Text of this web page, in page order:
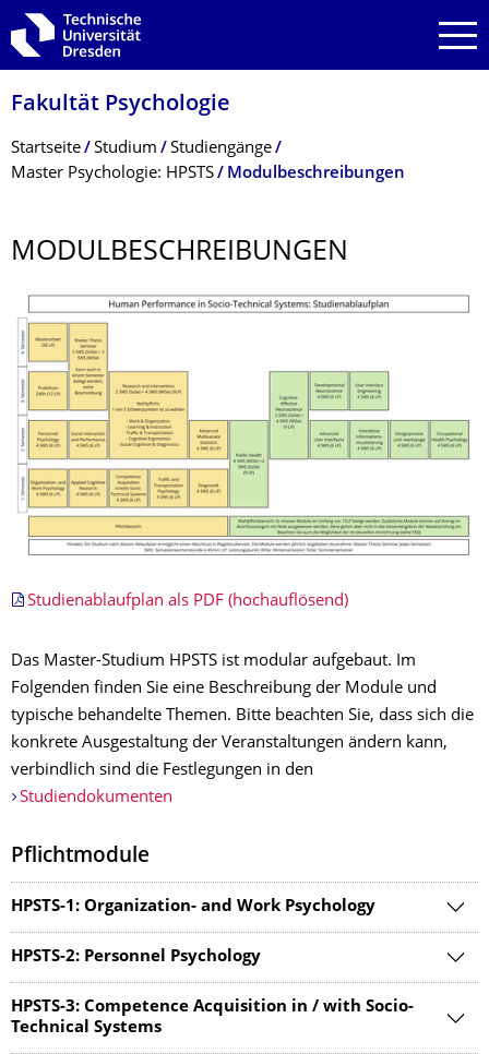
Zur Hauptnavigation springen
Zur Suche springen
Zum Inhalt springen
Fakultät Psychologie
Breadcrumb-Menü
Startseite Studium
Studiengänge
Master Psychologie: HPSTS
Modulbeschreibungen
MODULBESCHREI­BUNGEN
Studienablaufplan als PDF (hochauflösend)
Das Master-Studium HPSTS ist modular aufgebaut. Im
Folgenden finden Sie eine Beschreibung der Module und
typische behandelte Themen. Bitte beachten Sie, dass sich die
konkrete Ausgestaltung der Veranstaltungen ändern kann,
verbindlich sind die Festlegungen in den
Studiendokumenten
Pflichtmodule
HPSTS-1: Organization- and Work Psychology
HPSTS-2: Personnel Psychology
HPSTS-3: Competence Acquisition in / with Socio-
Technical Systems